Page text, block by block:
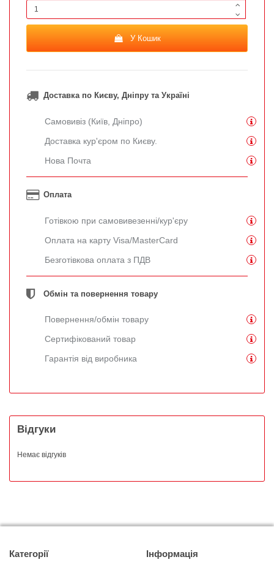
У Кошик
Доставка по Києву, Дніпру та Україні
Самовивіз (Київ, Дніпро)
Доставка кур'єром по Києву.
Нова Почта
Оплата
Готівкою при самовивезенні/кур'єру
Оплата на карту Visa/MasterCard
Безготівкова оплата з ПДВ
Обмін та повернення товару
Повернення/обмін товару
Сертифікований товар
Гарантія від виробника
Відгуки
Немає відгуків
Категорії Інформація